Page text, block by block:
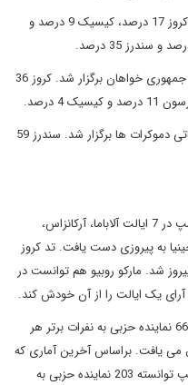
ترامپ 35 درصد، روبیو 32 درصد، کروز 17 درصد، کیسیک 9 درصد و
در این ایالت فقط انتخابات مقدماتی جمهوری خواهان برگزار شد. کروز 36
در این ایالت هم فقط انتخابات مقدماتی دموکرات ها برگزار شد. سندرز 59
در انتخابات مقدماتی جمهوری خواهان، ترامپ در 7 ایالت آلاباما، آرکانزاس،
به پیروزی دست یافت. تد کروز
شد. مارکو روبیو هم توانست در
آرای یک ایالت را از آن خودش کند.
از لحاظ نمایندگان حزبی در این 11 ایالت، 661 نماینده حزبی به نفرات برتر هر
می یافت. براساس آخرین آماری که
ارائه شده است (که هنوز تکمیل نشده) ترامپ توانسته 203 نماینده حزبی به